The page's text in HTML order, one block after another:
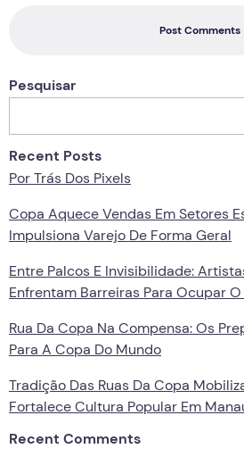
Post Comments
Pesquisar
Recent Posts
Por Trás Dos Pixels
Copa Aquece Vendas Em Setores
Impulsiona Varejo De Forma Geral
Entre Palcos E Invisibilidade:
Enfrentam Barreiras Para Ocupar
Rua Da Copa Na Compensa: Os
Para A Copa Do Mundo
Tradição Das Ruas Da Copa
Fortalece Cultura Popular Em
Recent Comments